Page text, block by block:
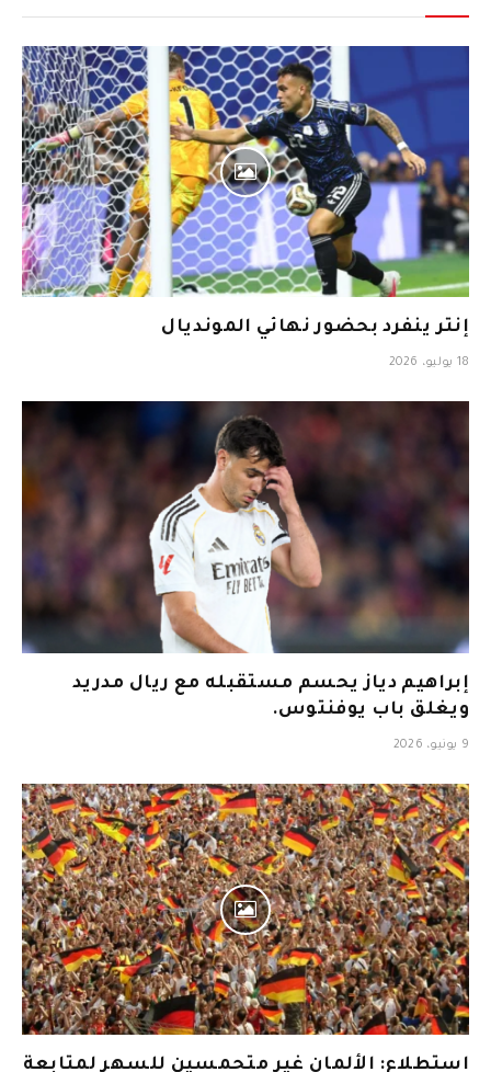
إنتر ينفرد بحضور نهائي المونديال
18 يوليو، 2026
إبراهيم دياز يحسم مستقبله مع ريال مدريد
ويغلق باب يوفنتوس.
9 يونيو، 2026
استطلاع: الألمان غير متحمسين للسهر لمتابعة